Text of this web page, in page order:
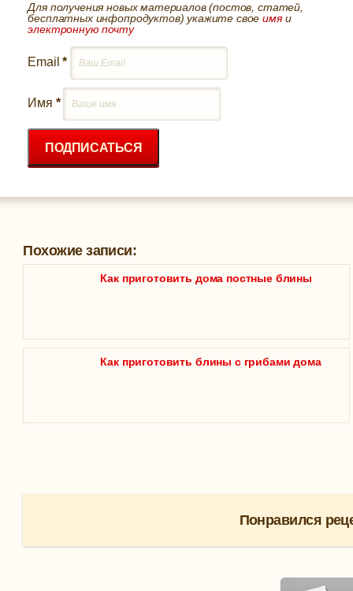
Для получения новых материалов (постов, статей,
бесплатных инфопродуктов) укажите своеимяи
электронную почту
Email *
Имя *
ПОДПИСАТЬСЯ
Похожие записи:
Как приготовить дома постные блины
Как приготовить блины с грибами дома
Понравился